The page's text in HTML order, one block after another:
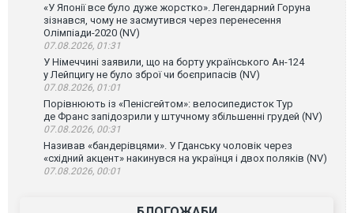
«У Японії все було дуже жорстко». Легендарний Горуна
зізнався, чому не засмутився через перенесення
Олімпіади-2020 (NV)
07.08.2026, 01:31
У Німеччині заявили, що на борту українського Ан-124
у Лейпцигу не було зброї чи боєприпасів (NV)
07.08.2026, 01:01
Порівнюють із «Пенісгейтом»: велосипедисток Тур
де Франс запідозрили у штучному збільшенні грудей (NV)
07.08.2026, 00:31
Називав «бандерівцями». У Гданську чоловік через
«східний акцент» накинувся на українця і двох поляків (NV)
07.08.2026, 00:01